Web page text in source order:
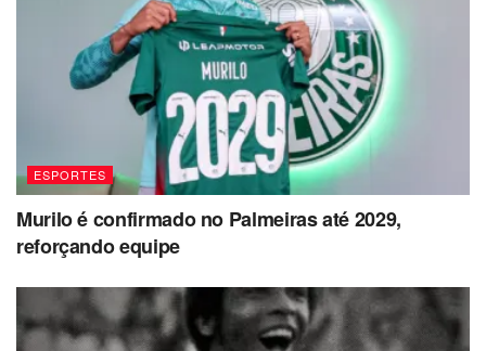
ESPORTES
Murilo é confirmado no Palmeiras até 2029,
reforçando equipe